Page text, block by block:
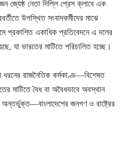
জ্যেষ্ঠ নেতা দিল্লি প্রেস ক্লাবে এক
উপস্থিত সংবাদকর্মীদের মাঝে
প্রকাশিত একাধিক প্রতিবেদনে এ দলের
যা ভারতের মাটিতে পরিচালিত হচ্ছে।
ধরনের রাজনৈতিক কর্মকাণ্ড—বিশেষত
মাটিতে বৈধ বা অবৈধভাবে অবস্থান
জনগণ ও রাষ্ট্রের